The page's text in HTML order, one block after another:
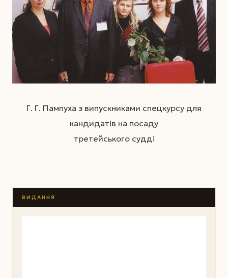
Г. Г. Пампуха з випускниками спецкурсу для
кандидатів на посаду
третейського судді
ВИДАННЯ